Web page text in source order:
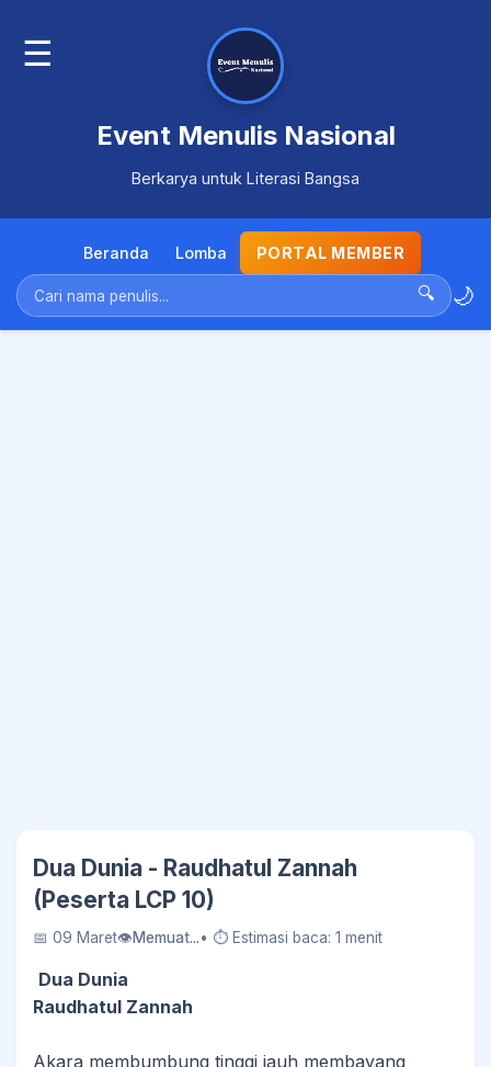
☰
Event Menulis Nasional
Berkarya untuk Literasi Bangsa
Beranda Lomba PORTAL MEMBER
🔍 🌙
Dua Dunia - Raudhatul Zannah
(Peserta LCP 10)
📅 09 Maret👁Memuat...• ⏱ Estimasi baca: 1 menit
Dua Dunia
Raudhatul Zannah
Akara membumbung tinggi jauh membayang